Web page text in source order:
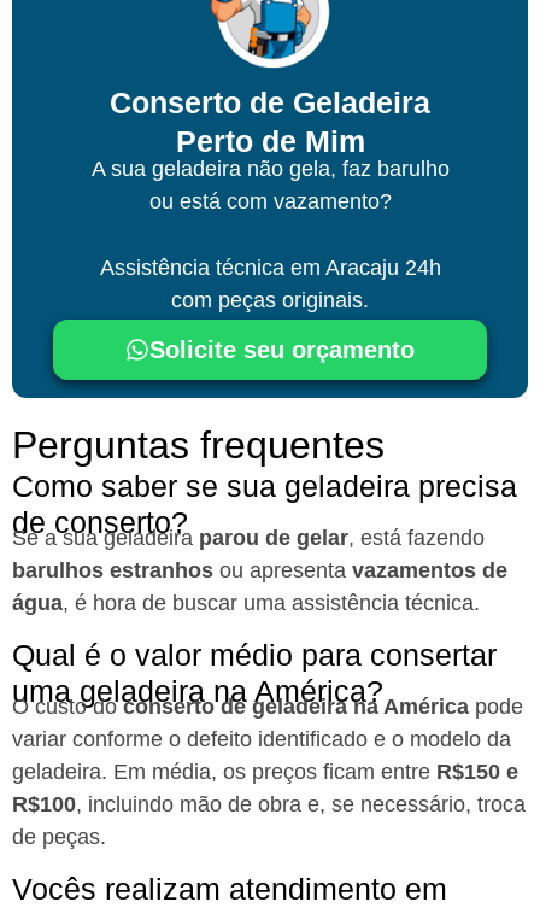
Conserto de Geladeira
Perto de Mim
A sua geladeira não gela, faz barulho
ou está com vazamento?
Assistência técnica em Aracaju 24h
com peças originais.
Solicite seu orçamento
Perguntas frequentes
Como saber se sua geladeira precisa
de conserto?
Se a sua geladeira parou de gelar, está fazendo
barulhos estranhos ou apresenta vazamentos de
água, é hora de buscar uma assistência técnica.
Qual é o valor médio para consertar
uma geladeira na América?
O custo doconserto de geladeira na América pode
variar conforme o defeito identificado e o modelo da
geladeira. Em média, os preços ficam entre R$150 e
R$100, incluindo mão de obra e, se necessário, troca
de peças.
Vocês realizam atendimento em